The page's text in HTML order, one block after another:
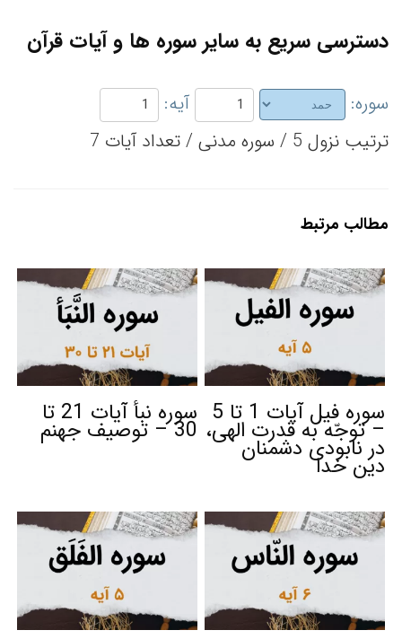
دسترسی سریع به سایر سوره ها و آیات قرآن
سوره:
آیه:
ترتیب نزول 5 / سوره مدنی / تعداد آیات 7
مطالب مرتبط
سوره فیل آیات 1 تا 5
– توجّه به قدرت الهی،
در نابودی دشمنان
دین خدا
سوره نبأ آیات 21 تا
30 – توصیف جهنم